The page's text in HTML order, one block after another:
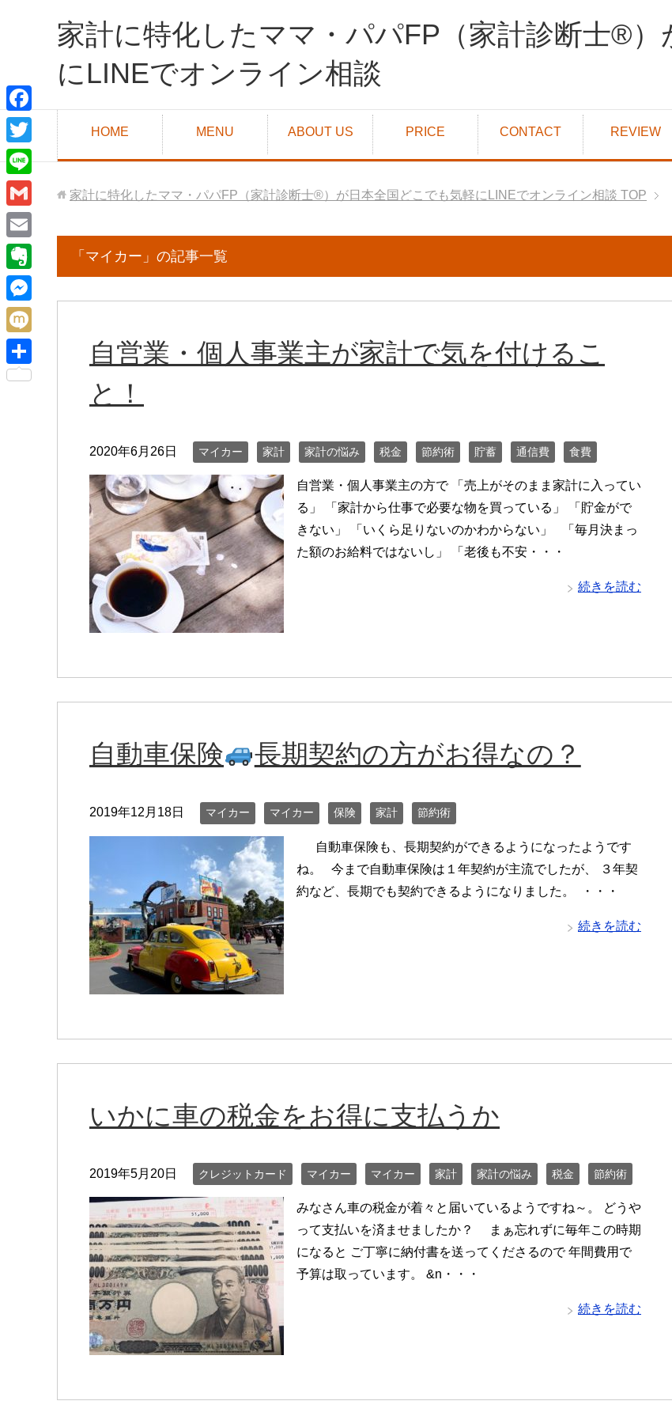
家計に特化したママ・パパFP（家計診断士®
にLINEでオンライン相談
HOME MENU ABOUT US PRICE CONTACT REVIEW
家計に特化したママ・パパFP（家計診断士®）が日本全国どこでも気軽にLINEでオンライン相談 TOP
「マイカー」の記事一覧
自営業・個人事業主が家計で気を付けるこ
と！
2020年6月26日 マイカー 家計 家計の悩み 税金 節約術 貯蓄 通信費 食費
自営業・個人事業主の方で 「売上がそのまま家計に入ってい
る」 「家計から仕事で必要な物を買っている」 「貯金がで
きない」 「いくら足りないのかわからない」 「毎月決まっ
た額のお給料ではないし」 「老後も不安・・・
続きを読む
自動車保険 長期契約の方がお得なの？
2019年12月18日 マイカー マイカー 保険 家計 節約術
自動車保険も、長期契約ができるようになったようです
ね。 今まで自動車保険は１年契約が主流でしたが、 ３年契
約など、長期でも契約できるようになりました。 ・・・
続きを読む
いかに車の税金をお得に支払うか
2019年5月20日 クレジットカード マイカー マイカー 家計 家計の悩み 税金 節約術
みなさん車の税金が着々と届いているようですね～。 どうや
って支払いを済ませましたか？ まぁ忘れずに毎年この時期
になると ご丁寧に納付書を送ってくださるので 年間費用で
予算は取っています。 &n・・・
続きを読む
F
a
c
e
b
o
o
k
T
w
i
e
r
L
i
n
e
G
m
a
E
m
a
E
v
e
n
M
e
s
M
i共